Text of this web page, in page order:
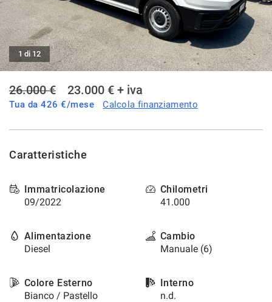
AREA COMMERCIANTI
1 di 12
26.000 € 23.000 € + iva
Tua da426 €/mese Calcola finanziamento
Caratteristiche
Immatricolazione
09/2022
Chilometri
41.000
Alimentazione
Diesel
Cambio
Manuale (6)
Colore Esterno
Bianco / Pastello
Interno
n.d.
tracciamento
che
adottiamo
per
offrire
le
e
svolgere
seguito
descritte.
ottenere
maggiori
e
sul
questi
strumenti